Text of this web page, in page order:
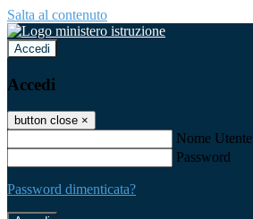
Salta al contenuto
Accedi
Accedi
button close ×
Nome Utente
Password
Password dimenticata?